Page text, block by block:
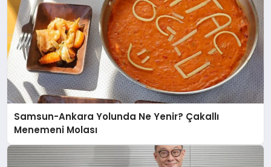
Samsun-Ankara Yolunda Ne Yenir? Çakallı
Menemeni Molası